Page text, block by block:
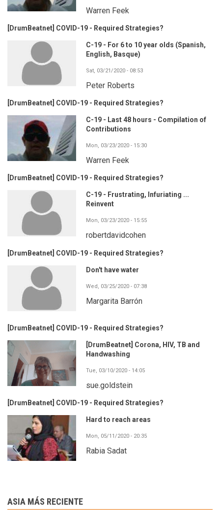
Warren Feek
[DrumBeatnet] COVID-19 - Required Strategies?
C-19 - For 6 to 10 year olds (Spanish,
English, Basque)
Sat, 03/21/2020 - 08:53
Peter Roberts
[DrumBeatnet] COVID-19 - Required Strategies?
C-19 - Last 48 hours - Compilation of
Contributions
Mon, 03/23/2020 - 15:30
Warren Feek
[DrumBeatnet] COVID-19 - Required Strategies?
C-19 - Frustrating, Infuriating ...
Reinvent
Mon, 03/23/2020 - 15:55
robertdavidcohen
[DrumBeatnet] COVID-19 - Required Strategies?
Don't have water
Wed, 03/25/2020 - 07:38
Margarita Barrón
[DrumBeatnet] COVID-19 - Required Strategies?
[DrumBeatnet] Corona, HIV, TB and
Handwashing
Tue, 03/10/2020 - 14:05
sue.goldstein
[DrumBeatnet] COVID-19 - Required Strategies?
Hard to reach areas
Mon, 05/11/2020 - 20:35
Rabia Sadat
ASIA MÁS RECIENTE